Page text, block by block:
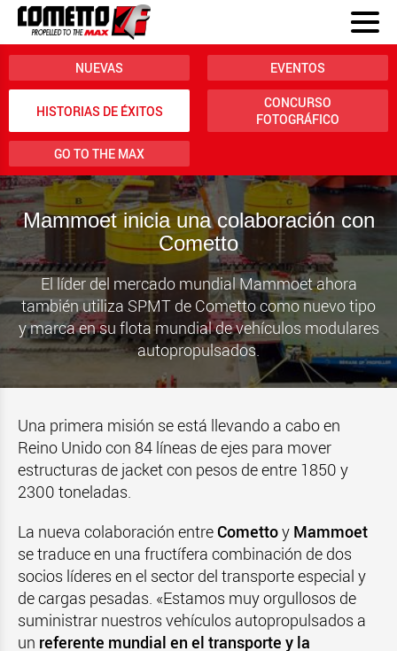
NUEVAS EVENTOS
HISTORIAS DE ÉXITOS
CONCURSO
FOTOGRÁFICO
GO TO THE MAX
Mammoet inicia una colaboración con
Cometto
El líder del mercado mundial Mammoet ahora
también utiliza SPMT de Cometto como nuevo tipo
y marca en su flota mundial de vehículos modulares
autopropulsados.
Una primera misión se está llevando a cabo en
Reino Unido con 84 líneas de ejes para mover
estructuras de jacket con pesos de entre 1850 y
2300 toneladas.
La nueva colaboración entre Comettoy Mammoet
se traduce en una fructífera combinación de dos
socios líderes en el sector del transporte especial y
de cargas pesadas. «Estamos muy orgullosos de
suministrar nuestros vehículos autopropulsados a
un referente mundial en el transporte y la